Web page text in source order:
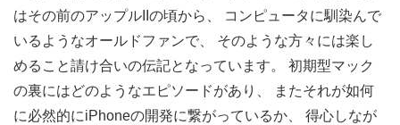
はその前のアップルIIの頃から、 コンピュータに馴染んで
いるようなオールドファンで、 そのような方々には楽し
めること請け合いの伝記となっています。 初期型マック
の裏にはどのようなエピソードがあり、 またそれが如何
に必然的にiPhoneの開発に繋がっているか、 得心しなが